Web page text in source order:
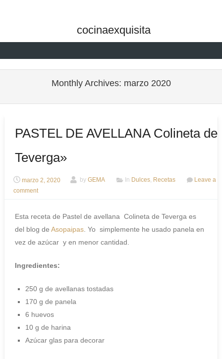
cocinaexquisita
Monthly Archives: marzo 2020
PASTEL DE AVELLANA Colineta de
Teverga»
marzo 2, 2020 by GEMA In Dulces, Recetas
Leave a
comment
Esta receta de Pastel de avellana Colineta de Teverga es
del blog de Asopaipas . Yo simplemente he usado panela en
vez de azúcar y en menor cantidad.
Ingredientes:
250 g de avellanas tostadas
170 g de panela
6 huevos
10 g de harina
Azúcar glas para decorar